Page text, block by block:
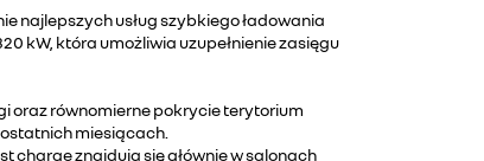
najlepszych usług szybkiego ładowania
kW, która umożliwia uzupełnienie zasięgu
oraz równomierne pokrycie terytorium
miesiącach.
charge znajdują się głównie w salonach